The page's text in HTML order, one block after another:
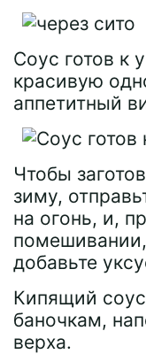
Соус готов к
красивую
аппетитный
Чтобы
зиму,
на огонь, и,
добавьте
Кипящий
баночкам,
верха.